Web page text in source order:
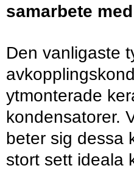
samarbete
Den vanligaste
ytmonterade
kondensatorer.
beter sig dessa
stort sett ideala